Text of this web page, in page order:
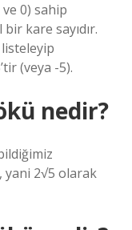
0) sahip
kare sayıdır.
(veya -5).
nedir?
yani 2√5 olarak